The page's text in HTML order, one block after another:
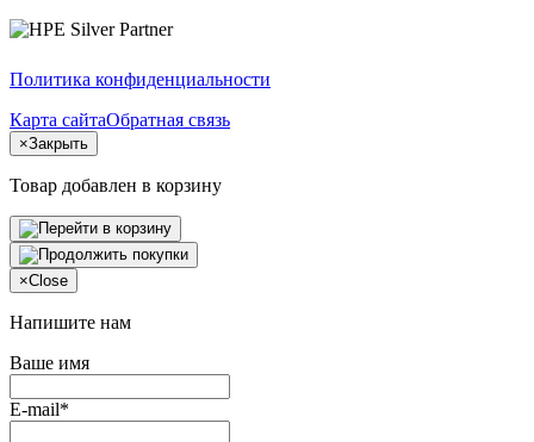
Политика конфиденциальности
Карта сайтаОбратная связь
×Закрыть
Товар добавлен в корзину
×Close
Напишите нам
Ваше имя
E-mail*